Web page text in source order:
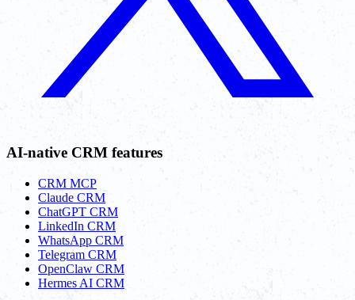
AI-native CRM features
CRM MCP
Claude CRM
ChatGPT CRM
LinkedIn CRM
WhatsApp CRM
Telegram CRM
OpenClaw CRM
Hermes AI CRM